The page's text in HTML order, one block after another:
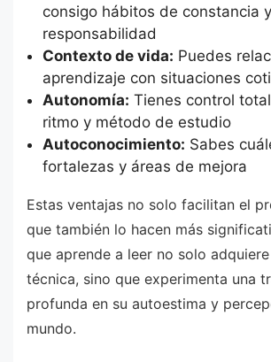
consigo hábitos de constancia y
responsabilidad
Contexto de vida: Puedes
aprendizaje con situaciones
Autonomía: Tienes control
ritmo y método de estudio
Autoconocimiento: Sabes
fortalezas y áreas de mejora
Estas ventajas no solo facilitan el
que también lo hacen más
que aprende a leer no solo
técnica, sino que experimenta una
profunda en su autoestima y
mundo.